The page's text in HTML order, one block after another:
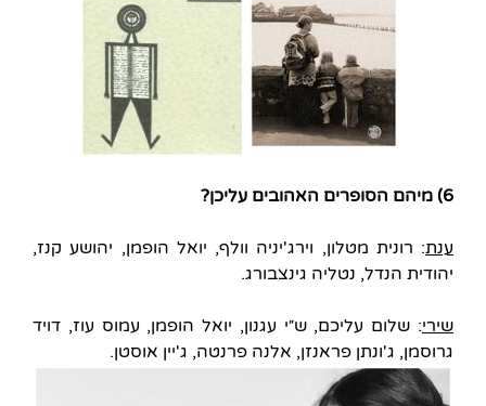
6) מיהם הסופרים האהובים עליכן?
ענת: רונית מטלון, וירג'יניה וולף, יואל הופמן, יהושע קנז,
יהודית הנדל, נטליה גינצבורג.
שירי: שלום עליכם, ש״י עגנון, יואל הופמן, עמוס עוז, דויד
גרוסמן, ג'ונתן פראנזן, אלנה פרנטה, ג'יין אוסטן.